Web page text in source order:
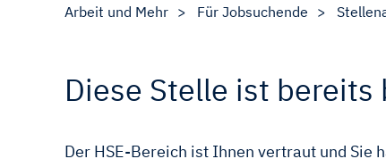
Arbeit und Mehr Für Jobsuchende
Diese Stelle ist bereits
Der HSE-Bereich ist Ihnen vertraut und